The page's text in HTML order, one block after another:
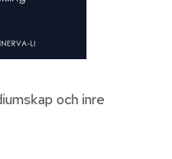
och inre